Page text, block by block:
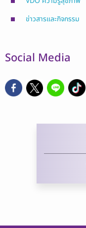
ข่าวสารและกิจกรรม
Social Media